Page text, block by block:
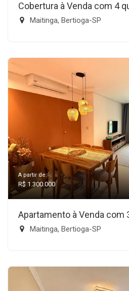
Cobertura à Venda com 4
Maitinga, Bertioga-SP
A partir de:
R$ 1.300.000
Apartamento à Venda com
Maitinga, Bertioga-SP